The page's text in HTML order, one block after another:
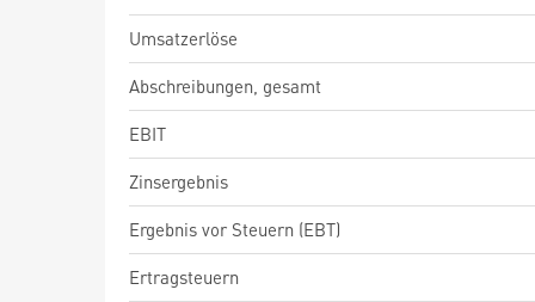
Umsatzerlöse
Abschreibungen, gesamt
EBIT
Zinsergebnis
Ergebnis vor Steuern (EBT)
Ertragsteuern